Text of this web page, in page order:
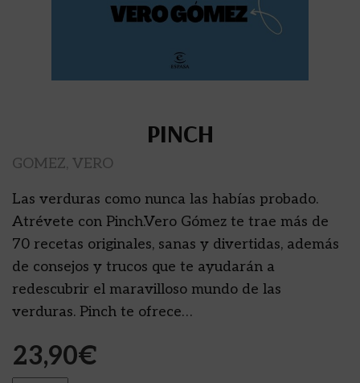
PINCH
GOMEZ, VERO
Las verduras como nunca las habías probado.
Atrévete con Pinch.Vero Gómez te trae más de
70 recetas originales, sanas y divertidas, además
de consejos y trucos que te ayudarán a
redescubrir el maravilloso mundo de las
verduras. Pinch te ofrece…
23,90€